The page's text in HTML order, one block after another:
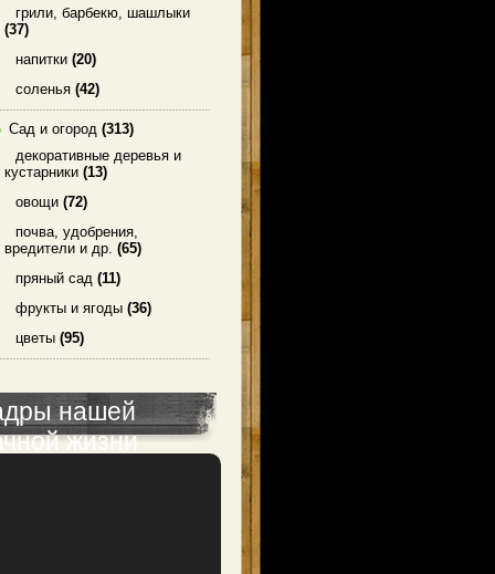
грили, барбекю, шашлыки
(37)
напитки (20)
соленья (42)
Сад и огород (313)
декоративные деревья и
кустарники (13)
овощи (72)
почва, удобрения,
вредители и др. (65)
пряный сад (11)
фрукты и ягоды (36)
цветы (95)
нашей
жизни